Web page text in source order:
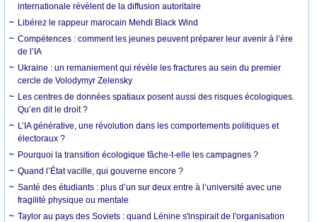
internationale révèlent de la diffusion autoritaire
Libérez le rappeur marocain Mehdi Black Wind
Compétences : comment les jeunes peuvent préparer leur avenir à l’ère
de l’IA
Ukraine : un remaniement qui révèle les fractures au sein du premier
cercle de Volodymyr Zelensky
Les centres de données spatiaux posent aussi des risques écologiques.
Qu’en dit le droit ?
L’IA générative, une révolution dans les comportements politiques et
électoraux ?
Pourquoi la transition écologique fâche-t-elle les campagnes ?
Quand l’État vacille, qui gouverne encore ?
Santé des étudiants : plus d’un sur deux entre à l’université avec une
fragilité physique ou mentale
Taylor au pays des Soviets : quand Lénine s'inspirait de l'organisation